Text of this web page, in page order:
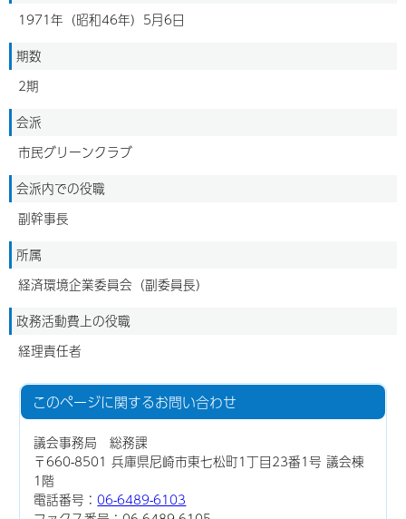
1971年（昭和46年）5月6日
期数
2期
会派
市民グリーンクラブ
会派内での役職
副幹事長
所属
経済環境企業委員会（副委員長）
政務活動費上の役職
経理責任者
このページに関するお問い合わせ
議会事務局 総務課
〒660-8501 兵庫県尼崎市東七松町1丁目23番1号 議会棟
1階
電話番号：06-6489-6103